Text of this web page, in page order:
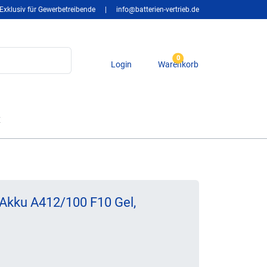
Exklusiv für Gewerbetreibende info@batterien-vertrieb.de
Login
0
Warenkorb
A412/100 F10 Gel,